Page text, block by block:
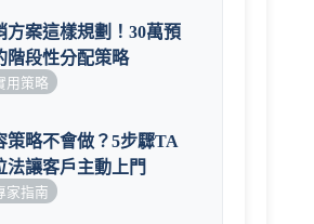
方案這樣規劃！30萬預
階段性分配策略
用策略
策略不會做？5步驟TA
法讓客戶主動上門
家指南